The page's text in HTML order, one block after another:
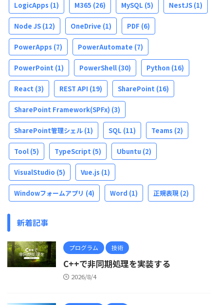
LogicApps (1) M365 (26) MySQL (5) NestJS (1)
Node JS (12) OneDrive (1) PDF (6)
PowerApps (7) PowerAutomate (7)
PowerPoint (1) PowerShell (30) Python (16)
React (3) REST API (19) SharePoint (16)
SharePoint Framework(SPFx) (3)
SharePoint管理シェル (1) SQL (11) Teams (2)
Tool (5) TypeScript (5) Ubuntu (2)
VisualStudio (5) Vue.js (1)
Windowフォームアプリ (4) Word (1) 正規表現 (2)
新着記事
プログラム 技術
C++で非同期処理を実装する
2026/8/4